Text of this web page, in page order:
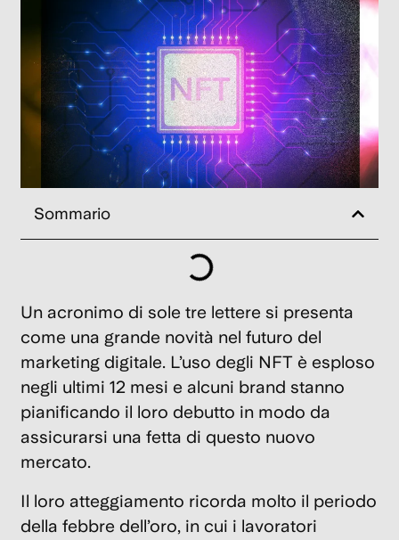
Sommario
Un acronimo di sole tre lettere si presenta
come una grande novità nel futuro del
marketing digitale. L’uso degli NFT è esploso
negli ultimi 12 mesi e alcuni brand stanno
pianificando il loro debutto in modo da
assicurarsi una fetta di questo nuovo
mercato.
Il loro atteggiamento ricorda molto il periodo
della febbre dell’oro, in cui i lavoratori